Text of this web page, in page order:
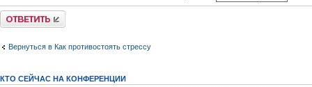
Ответить
Вернуться в Как противостоять стрессу
КТО СЕЙЧАС НА КОНФЕРЕНЦИИ